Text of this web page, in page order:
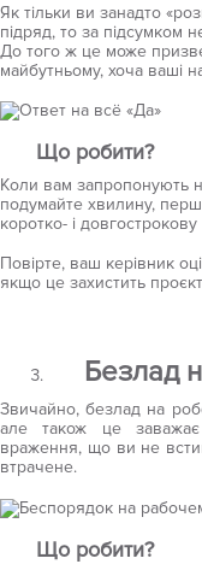
Як тільки ви занадто
підряд, то за підсумком
До того ж це може
майбутньому, хоча ваші
Що робити?
Коли вам запропонують
подумайте хвилину,
коротко- і довгострокову
Повірте, ваш керівник
якщо це захистить
Безлад
Звичайно, безлад на
але також це заважає
враження, що ви не
втрачене.
Що робити?